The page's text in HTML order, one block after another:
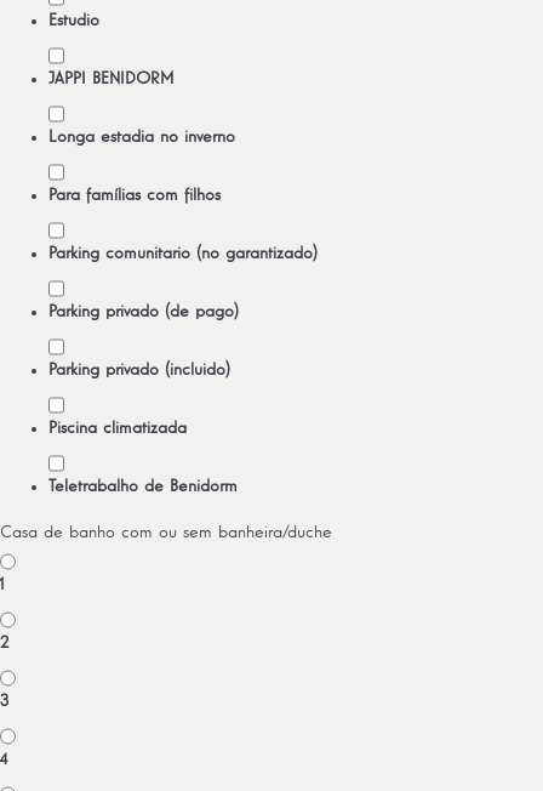
Estudio
JAPPI BENIDORM
Longa estadia no inverno
Para famílias com filhos
Parking comunitario (no garantizado)
Parking privado (de pago)
Parking privado (incluido)
Piscina climatizada
Teletrabalho de Benidorm
Casa de banho com ou sem banheira/duche
1
2
3
4